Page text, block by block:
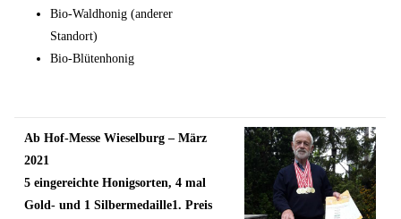
Bio-Waldhonig (anderer
Standort)
Bio-Blütenhonig
Ab Hof-Messe Wieselburg – März
2021
5 eingereichte Honigsorten, 4 mal
Gold- und 1 Silbermedaille1. Preis